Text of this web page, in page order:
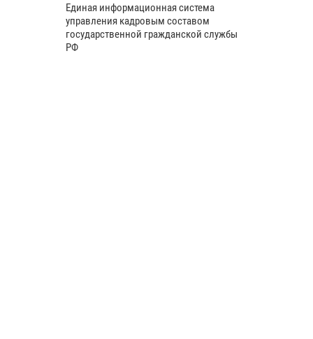
Единая информационная система
управления кадровым составом
государственной гражданской службы
РФ